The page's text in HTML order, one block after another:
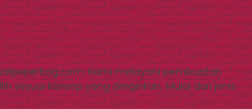
Kami melayani pembuatan
sesuai konsep yang diinginkan. Mulai dari jenis